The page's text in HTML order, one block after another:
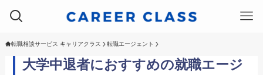
転職相談サービス キャリアクラス 転職エージェント
大学中退者におすすめの就職エージ